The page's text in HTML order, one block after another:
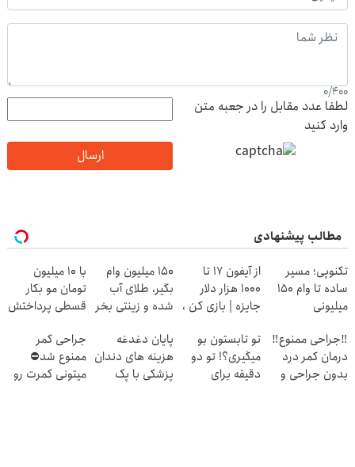
0/400
لطفا عدد مقابل را در جعبه متن
وارد کنید
ارسال
مطالب پیشنهادی
تکنوپی؛ مسیر
ساده تا وام ۱۵۰
میلیونی
از آیفون 17 تا
1000 هزار دلار
جایزه | بازی کن ،
150 میلیون وام
بگیر، طلای آب
شده و زینتی بخر
با 10 میلیون
تومان مو بکار
قسطی پرداختش
‼️جراحی ممنوع‼️
درمان کمر درد
بدون جراحی و
تو تابستون بو
میگیری؟! تو دو
دقیقه برای
پایان دغدغه
هزینه های دندان
پزشکی با پک
جراحی کمر
ممنوع شد⛔
میتونی کمرت رو